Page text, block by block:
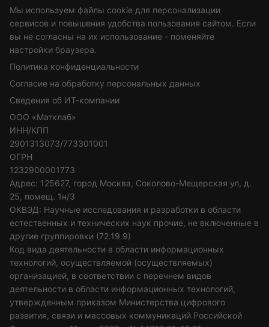
Мы используем файлы cookie для персонализации
сервисов и повышения удобства пользования сайтом. Если
вы не согласны на их использование - поменяйте
настройки браузера.
Политика конфиденциальности
Согласие на обработку персональных данных
Сведения об ИТ-компании
ООО «Матклаб»
ИНН/КПП
2901313073/773301001
ОГРН
1232900001773
Адрес: 125627, город Москва, Соколово-Мещерская ул, д.
25, помещ. 1н/3
ОКВЭД: Научные исследования и разработки в области
естественных и технических наук прочие, не включенные в
другие группировки (72.19.9)
Код вида деятельности в области информационных
технологий, осуществляемой (осуществляемых)
организацией, в соответствии с перечнем видов
деятельности в области информационных технологий,
утвержденным приказом Министерства цифрового
развития, связи и массовых коммуникаций Российской